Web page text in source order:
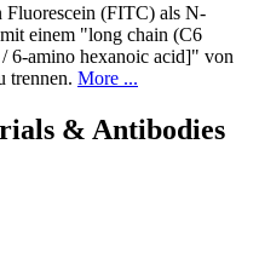
Fluorescein (FITC) als N-
einem "long chain (C6
6-amino hexanoic acid]" von
trennen. More ...
& Antibodies